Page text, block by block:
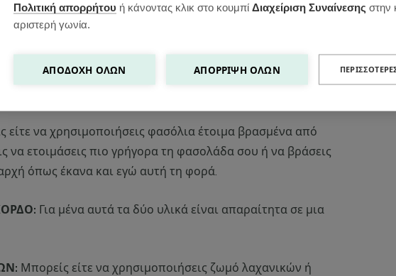
πολύ εύκολη παραδοσιακή φασολάδα στην πιο light εκδοχή
υλικά, λίγο λάδι και cicada που είναι η ισπανική pesto
αυτό το κάτι.
ΓΙΑ ΤΗ ΦΑΣΟΛΑΔΑ
είτε να χρησιμοποιήσεις φασόλια έτοιμα βρασμένα από
να ετοιμάσεις πιο γρήγορα τη φασολάδα σου ή να βράσεις
όπως έκανα και εγώ αυτή τη φορά.
Για μένα αυτά τα δύο υλικά είναι απαραίτητα σε μια
Μπορείς είτε να χρησιμοποιήσεις ζωμό λαχανικών ή
Πολιτική απορρήτου ή κάνοντας κλικ στο κουμπί Διαχείριση Συναίνεσης στην
αριστερή γωνία.
ΑΠΟΔΟΧΉ ΌΛΩΝ ΑΠΌΡΡΙΨΗ ΌΛΩΝ